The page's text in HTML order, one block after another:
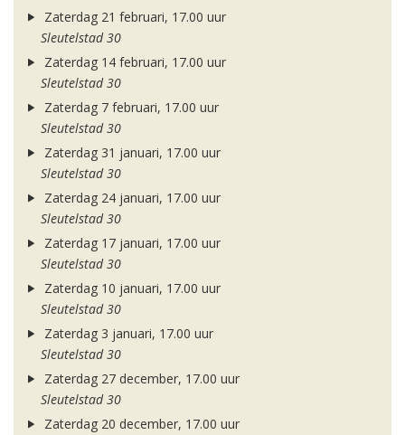
Zaterdag 21 februari, 17.00 uur
Sleutelstad 30
Zaterdag 14 februari, 17.00 uur
Sleutelstad 30
Zaterdag 7 februari, 17.00 uur
Sleutelstad 30
Zaterdag 31 januari, 17.00 uur
Sleutelstad 30
Zaterdag 24 januari, 17.00 uur
Sleutelstad 30
Zaterdag 17 januari, 17.00 uur
Sleutelstad 30
Zaterdag 10 januari, 17.00 uur
Sleutelstad 30
Zaterdag 3 januari, 17.00 uur
Sleutelstad 30
Zaterdag 27 december, 17.00 uur
Sleutelstad 30
Zaterdag 20 december, 17.00 uur